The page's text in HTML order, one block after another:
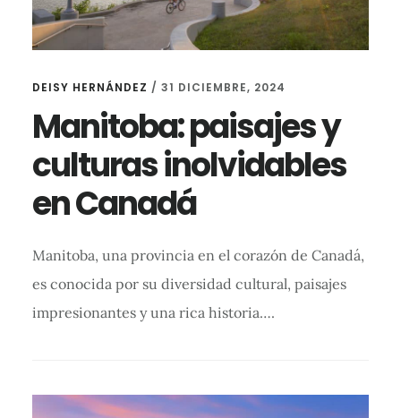
DEISY HERNÁNDEZ / 31 DICIEMBRE, 2024
Manitoba: paisajes y
culturas inolvidables
en Canadá
Manitoba, una provincia en el corazón de Canadá,
es conocida por su diversidad cultural, paisajes
impresionantes y una rica historia….